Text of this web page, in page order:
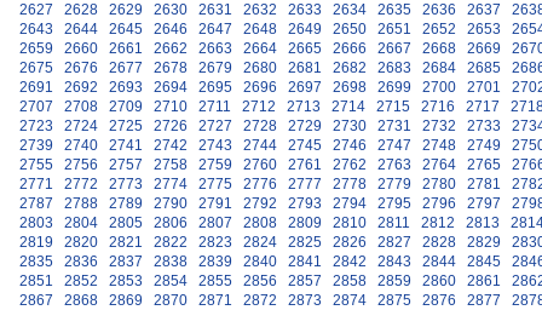
2627
2628 2629 2630 2631 2632 2633 2634 2635 2636 2637
2643
2644 2645 2646 2647 2648 2649 2650 2651 2652 2653
2659
2660 2661 2662 2663 2664 2665 2666 2667 2668 2669
2675
2676 2677 2678 2679 2680 2681 2682 2683 2684 2685
2691
2692 2693 2694 2695 2696 2697 2698 2699 2700 2701
2707
2708 2709 2710 2711 2712 2713 2714 2715 2716 2717
2723
2724 2725 2726 2727 2728 2729 2730 2731 2732 2733
2739
2740 2741 2742 2743 2744 2745 2746 2747 2748 2749
2755
2756 2757 2758 2759 2760 2761 2762 2763 2764 2765
2771
2772 2773 2774 2775 2776 2777 2778 2779 2780 2781
2787
2788 2789 2790 2791 2792 2793 2794 2795 2796 2797
2803
2804 2805 2806 2807 2808 2809 2810 2811 2812 2813
2819
2820 2821 2822 2823 2824 2825 2826 2827 2828 2829
2835
2836 2837 2838 2839 2840 2841 2842 2843 2844 2845
2851
2852 2853 2854 2855 2856 2857 2858 2859 2860 2861
2867
2868 2869 2870 2871 2872 2873 2874 2875 2876 2877